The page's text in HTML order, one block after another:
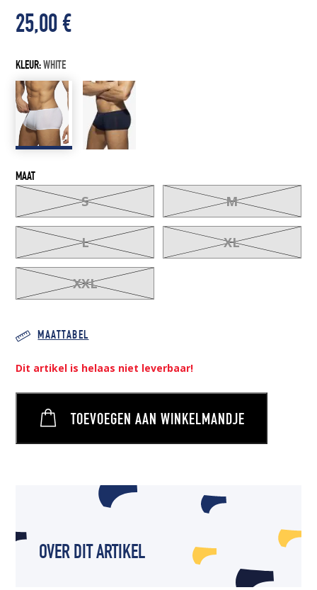
25,00€
KLEUR:WHITE
MAAT
S M
L XL
XXL
MAATTABEL
Dit artikel is helaas niet leverbaar!
TOEVOEGEN AAN WINKELMANDJE
OVER DIT ARTIKEL